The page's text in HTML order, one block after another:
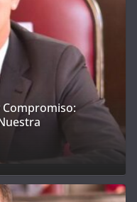
Compromiso: